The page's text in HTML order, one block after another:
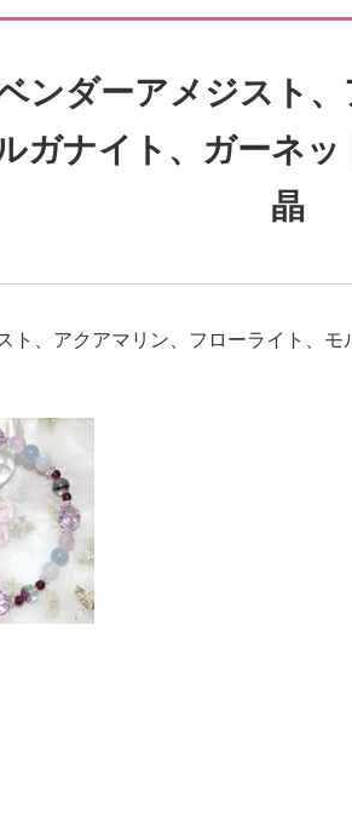
ダーアメジスト、
ガナイト、ガーネ
晶
ト、アクアマリン、フローライト、モ